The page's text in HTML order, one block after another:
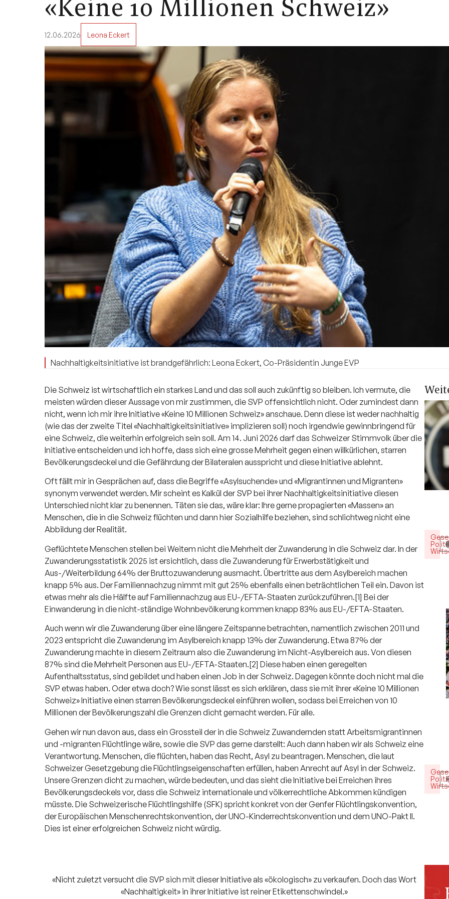
«Keine 10 Millionen Schweiz»
12.06.2026 Leona Eckert
Nachhaltigkeitsinitiative ist brandgefährlich: Leona Eckert, Co-Präsidentin Junge EVP
Die Schweiz ist wirtschaftlich ein starkes Land und das soll auch zukünftig so bleiben. Ich vermute, die
meisten würden dieser Aussage von mir zustimmen, die SVP offensichtlich nicht. Oder zumindest dann
nicht, wenn ich mir ihre Initiative «Keine 10 Millionen Schweiz» anschaue. Denn diese ist weder nachhaltig
(wie das der zweite Titel «Nachhaltigkeitsinitiative» implizieren soll) noch irgendwie gewinnbringend für
eine Schweiz, die weiterhin erfolgreich sein soll. Am 14. Juni 2026 darf das Schweizer Stimmvolk über die
Initiative entscheiden und ich hoffe, dass sich eine grosse Mehrheit gegen einen willkürlichen, starren
Bevölkerungsdeckel und die Gefährdung der Bilateralen ausspricht und diese Initiative ablehnt.
Oft fällt mir in Gesprächen auf, dass die Begriffe «Asylsuchende» und «Migrantinnen und Migranten»
synonym verwendet werden. Mir scheint es Kalkül der SVP bei ihrer Nachhaltigkeitsinitiative diesen
Unterschied nicht klar zu benennen. Täten sie das, wäre klar: Ihre gerne propagierten «Massen» an
Menschen, die in die Schweiz flüchten und dann hier Sozialhilfe beziehen, sind schlichtweg nicht eine
Abbildung der Realität.
Geflüchtete Menschen stellen bei Weitem nicht die Mehrheit der Zuwanderung in die Schweiz dar. In der
Zuwanderungsstatistik 2025 ist ersichtlich, dass die Zuwanderung für Erwerbstätigkeit und
Aus-/Weiterbildung 64% der Bruttozuwanderung ausmacht. Übertritte aus dem Asylbereich machen
knapp 5% aus. Der Familiennachzug nimmt mit gut 25% ebenfalls einen beträchtlichen Teil ein. Davon ist
etwas mehr als die Hälfte auf Familiennachzug aus EU-/EFTA-Staaten zurückzuführen.[1] Bei der
Einwanderung in die nicht-ständige Wohnbevölkerung kommen knapp 83% aus EU-/EFTA-Staaten.
Auch wenn wir die Zuwanderung über eine längere Zeitspanne betrachten, namentlich zwischen 2011 und
2023 entspricht die Zuwanderung im Asylbereich knapp 13% der Zuwanderung. Etwa 87% der
Zuwanderung machte in diesem Zeitraum also die Zuwanderung im Nicht-Asylbereich aus. Von diesen
87% sind die Mehrheit Personen aus EU-/EFTA-Staaten.[2] Diese haben einen geregelten
Aufenthaltsstatus, sind gebildet und haben einen Job in der Schweiz. Dagegen könnte doch nicht mal die
SVP etwas haben. Oder etwa doch? Wie sonst lässt es sich erklären, dass sie mit ihrer «Keine 10 Millionen
Schweiz» Initiative einen starren Bevölkerungsdeckel einführen wollen, sodass bei Erreichen von 10
Millionen der Bevölkerungszahl die Grenzen dicht gemacht werden. Für alle.
Gehen wir nun davon aus, dass ein Grossteil der in die Schweiz Zuwandernden statt Arbeitsmigrantinnen
und -migranten Flüchtlinge wäre, sowie die SVP das gerne darstellt: Auch dann haben wir als Schweiz eine
Verantwortung. Menschen, die flüchten, haben das Recht, Asyl zu beantragen. Menschen, die laut
Schweizer Gesetzgebung die Flüchtlingseigenschaften erfüllen, haben Anrecht auf Asyl in der Schweiz.
Unsere Grenzen dicht zu machen, würde bedeuten, und das sieht die Initiative bei Erreichen ihres
Bevölkerungsdeckels vor, dass die Schweiz internationale und völkerrechtliche Abkommen kündigen
müsste. Die Schweizerische Flüchtlingshilfe (SFK) spricht konkret von der Genfer Flüchtlingskonvention,
der Europäischen Menschenrechtskonvention, der UNO-Kinderrechtskonvention und dem UNO-Pakt II.
Dies ist einer erfolgreichen Schweiz nicht würdig.
«Nicht zuletzt versucht die SVP sich mit dieser Initiative als «ökologisch» zu verkaufen. Doch das Wort
«Nachhaltigkeit» in ihrer Initiative ist reiner Etikettenschwindel.»